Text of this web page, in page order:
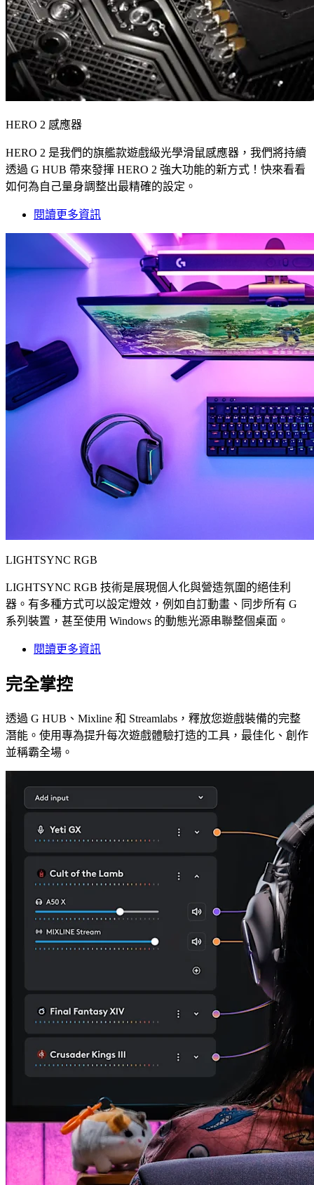
HERO 2 感應器
HERO 2 是我們的旗艦款遊戲級光學滑鼠感應器，我們將持續
透過 G HUB 帶來發揮 HERO 2 強大功能的新方式！快來看看
如何為自己量身調整出最精確的設定。
閱讀更多資訊
LIGHTSYNC RGB
LIGHTSYNC RGB 技術是展現個人化與營造氛圍的絕佳利
器。有多種方式可以設定燈效，例如自訂動畫、同步所有 G
系列裝置，甚至使用 Windows 的動態光源串聯整個桌面。
閱讀更多資訊
完全掌控
透過 G HUB、Mixline 和 Streamlabs，釋放您遊戲裝備的完整
潛能。使用專為提升每次遊戲體驗打造的工具，最佳化、創作
並稱霸全場。